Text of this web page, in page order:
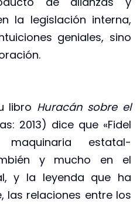
la legislación interna,
geniales, sino
libro Huracán sobre el
2013) dice que «Fidel
estatal-
y mucho en el
y la leyenda que ha
las relaciones entre los